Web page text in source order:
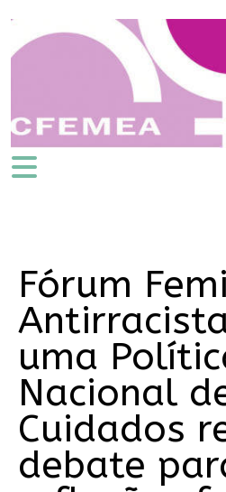
Fórum
uma
Nacional
Cuidados
debate